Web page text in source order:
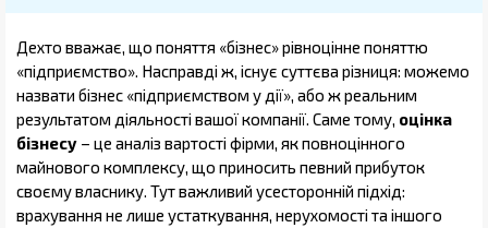
Дехто вважає, що поняття «бізнес» рівноцінне поняттю
«підприємство». Насправді ж, існує суттєва різниця: можемо
назвати бізнес «підприємством у дії», або ж реальним
результатом діяльності вашої компанії. Саме тому, оцінка
бізнесу – це аналіз вартості фірми, як повноцінного
майнового комплексу, що приносить певний прибуток
своєму власнику. Тут важливий усесторонній підхід:
врахування не лише устаткування, нерухомості та іншого